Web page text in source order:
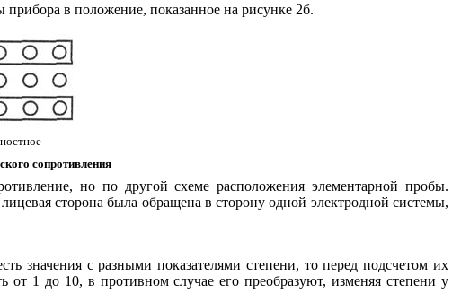
в положение, показанное на рисунке 2б.
сопротивления
но по другой схеме расположения элементарной пробы.
сторона была обращена в сторону одной электродной системы,
значения с разными показателями степени, то перед подсчетом их
от 1 до 10, в противном случае его преобразуют, изменяя степени у